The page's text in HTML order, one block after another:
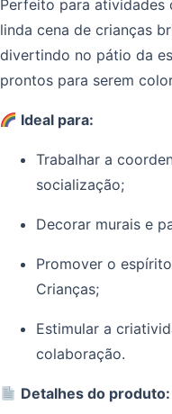
Perfeito para
linda cena de crianças
divertindo no pátio da
prontos para serem
Ideal para:
Trabalhar a
socialização;
Decorar murais e
Promover o
Crianças;
Estimular a
colaboração.
Detalhes do produto: